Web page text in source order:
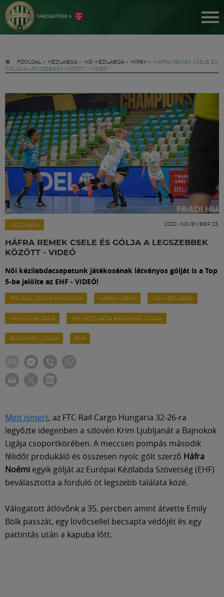
FŐOLDAL » KÉZILABDA » NŐI KÉZILABDA » HÍREK »
HÁFRA REMEK CSELE ÉS
GÓLJA A LEGSZEBBEK KÖZÖTT - VIDEÓ
KÉZILABDA 2020. NOVEMBER 23.
HÁFRA REMEK CSELE ÉS GÓLJA A LEGSZEBBEK
KÖZÖTT - VIDEÓ
Női kézilabdacsapatunk játékosának látványos gólját is a Top
5-be jelölte az EHF - VIDEÓ!
FTC-RAIL CARGO HUNGARIA HÁFRA NOÉMI NŐI KÉZILABDA
KRIM LJUBLJANA NŐI KÉZILABDA BAJNOKOK LIGÁJA
BAJNOKOK LIGÁJA EHF
Mint ismert, az FTC-Rail Cargo Hungaria 32-26-ra
legyőzte idegenben a szlovén Krim Ljubljanát a Bajnokok
Ligája csoportkörében. A meccsen pompás második
félidőt produkáló és összesen nyolc gólt szerző Háfra
Noémi egyik gólját az Európai Kézilabda Szövetség (EHF)
beválasztotta a forduló öt legszebb találata közé.
Válogatott átlövőnk a 35. percben amint átvette Emily
Bölk passzát, egy lövőcsellel becsapta védőjét és egy
pattintás után a kapuba lőtt.
Jegyek
FM YouTube +
Hírek
Labdarúgás
Meccscenter
Klub
Szolgáltatások
Shop
Közösség
Múzeum
English